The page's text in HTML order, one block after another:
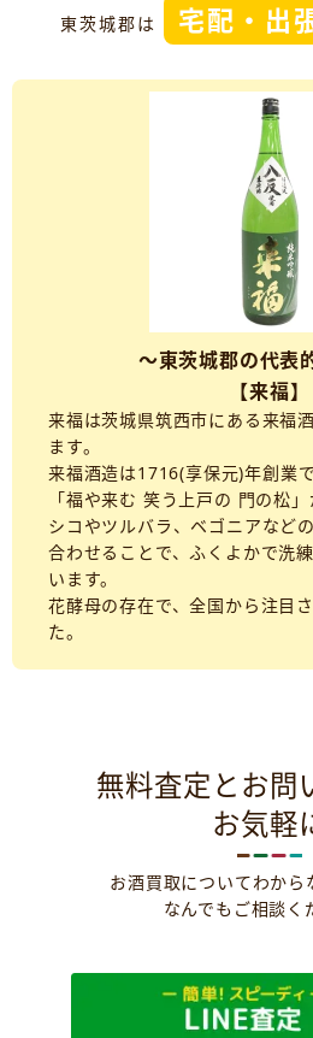
東茨城郡は 宅配・出
～東茨城郡の代表
【来福】
来福は茨城県筑西市にある来福
ます。
来福酒造は1716(享保元)年創業で
「福や来む 笑う上戸の 門の松
シコやツルバラ、ベゴニアなど
合わせることで、ふくよかで洗
います。
花酵母の存在で、全国から注目
た。
無料査定とお問
お気軽
お酒買取についてわから
なんでもご相談く